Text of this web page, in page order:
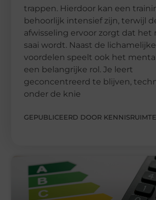
trappen. Hierdoor kan een
behoorlijk intensief zijn, terwijl
afwisseling ervoor zorgt dat het
saai wordt. Naast de lichamelijke
voordelen speelt ook het
een belangrijke rol. Je leert
geconcentreerd te blijven,
onder de knie
GEPUBLICEERD DOOR